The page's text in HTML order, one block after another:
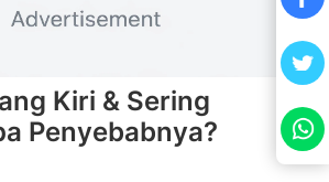
Kiri & Sering
Penyebabnya?